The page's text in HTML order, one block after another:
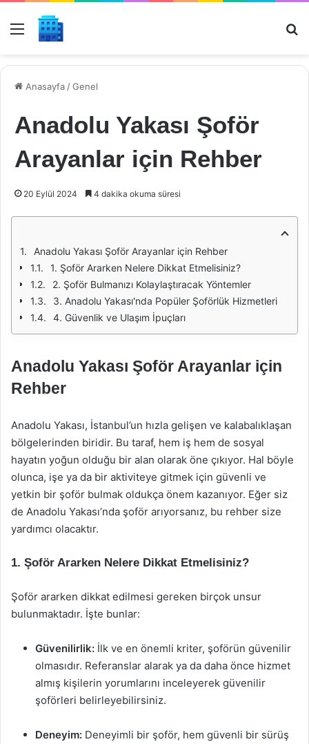
Menü
Anasayfa /Genel
Anadolu Yakası Şoför
Arayanlar için Rehber
20 Eylül 2024 4 dakika okuma süresi
Anadolu Yakası Şoför Arayanlar için Rehber
1. Şoför Ararken Nelere Dikkat Etmelisiniz?
2. Şoför Bulmanızı Kolaylaştıracak Yöntemler
3. Anadolu Yakası'nda Popüler Şoförlük Hizmetleri
4. Güvenlik ve Ulaşım İpuçları
Anadolu Yakası Şoför Arayanlar için
Rehber
Anadolu Yakası, İstanbul’un hızla gelişen ve kalabalıklaşan
bölgelerinden biridir. Bu taraf, hem iş hem de sosyal
hayatın yoğun olduğu bir alan olarak öne çıkıyor. Hal böyle
olunca, işe ya da bir aktiviteye gitmek için güvenli ve
yetkin bir şoför bulmak oldukça önem kazanıyor. Eğer siz
de Anadolu Yakası’nda şoför arıyorsanız, bu rehber size
yardımcı olacaktır.
1. Şoför Ararken Nelere Dikkat Etmelisiniz?
Şoför ararken dikkat edilmesi gereken birçok unsur
bulunmaktadır. İşte bunlar:
Güvenilirlik: İlk ve en önemli kriter, şoförün güvenilir
olmasıdır. Referanslar alarak ya da daha önce hizmet
almış kişilerin yorumlarını inceleyerek güvenilir
şoförleri belirleyebilirsiniz.
Deneyim: Deneyimli bir şoför, hem güvenli bir sürüş